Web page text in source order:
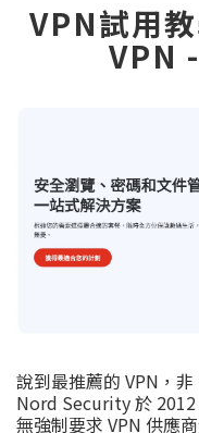
VPN試用
VPN
說到最推薦的 VPN，
Nord Security 於
無強制要求 VPN 供應